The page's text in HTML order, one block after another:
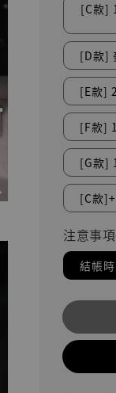
[C款]
[D款]
[E款]
[F款]
[G款]
[C款
注意事項
結帳